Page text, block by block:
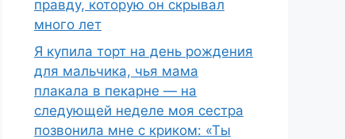
правду, которую он скрывал
много лет
Я купила торт на день рождения
для мальчика, чья мама
плакала в пекарне — на
следующей неделе моя сестра
позвонила мне с криком: «Ты